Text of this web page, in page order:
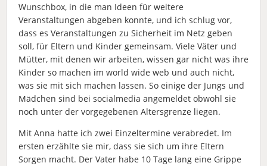
Wunschbox, in die man Ideen für weitere
Veranstaltungen abgeben konnte, und ich schlug vor,
dass es Veranstaltungen zu Sicherheit im Netz geben
soll, für Eltern und Kinder gemeinsam. Viele Väter und
Mütter, mit denen wir arbeiten, wissen gar nicht was ihre
Kinder so machen im world wide web und auch nicht,
was sie mit sich machen lassen. So einige der Jungs und
Mädchen sind bei socialmedia angemeldet obwohl sie
noch unter der vorgegebenen Altersgrenze liegen.
Mit Anna hatte ich zwei Einzeltermine verabredet. Im
ersten erzählte sie mir, dass sie sich um ihre Eltern
Sorgen macht. Der Vater habe 10 Tage lang eine Grippe